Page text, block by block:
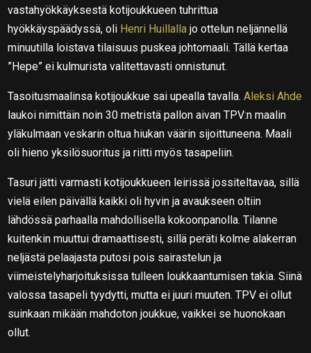
vastahyökkäyksestä kotijoukkueen tuhrittua
hyökkäyspäädyssä, oli Henri Huillalla jo ottelun neljännellä
minuutilla loistava tilaisuus puskea johtomaali. Tällä kertaa
”Hepe” ei kulmurista valitettavasti onnistunut.
Tasoitusmaalinsa kotijoukkue sai upealla tavalla.Aleksi Ahde
laukoi nimittäin noin 30 metristä pallon aivan TPV:n maalin
yläkulmaan veskarin oltua hiukan väärin sijoittuneena. Maali
oli hieno yksilösuoritus ja riitti myös tasapeliin.
Tasuri jätti varmasti kotijoukkueen leirissä jossiteltavaa, sillä
vielä eilen päivällä kaikki oli hyvin ja avaukseen oltiin
lähdössä parhaalla mahdollisella kokoonpanolla. Tilanne
kuitenkin muuttui dramaattisesti, sillä peräti kolme alakerran
neljästä pelaajasta putosi pois sairastelun ja
viimeistelyharjoituksissa tulleen loukkaantumisen takia. Siinä
valossa tasapeli tyydytti, mutta ei juuri muuten. TPV ei ollut
suinkaan mikään mahdoton joukkue, vaikkei se huonokaan
ollut.